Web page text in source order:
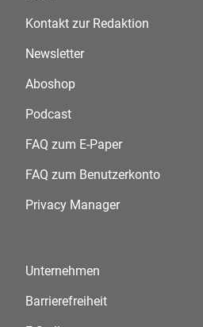
Kontakt zur Redaktion
Newsletter
Aboshop
Podcast
FAQ zum E-Paper
FAQ zum Benutzerkonto
Privacy Manager
Unternehmen
Barrierefreiheit